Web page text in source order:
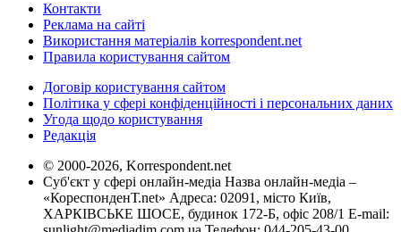
Контакти
Реклама на сайті
Використання матеріалів korrespondent.net
Правила користування сайтом
Договір користування сайтом
Політика у сфері конфіденційності і персональних даних
Угода щодо користування
Редакція
© 2000-2026, Korrespondent.net
Суб'єкт у сфері онлайн-медіа Назва онлайн-медіа –
«КореспонденТ.net» Адреса: 02091, місто Київ,
ХАРКІВСЬКЕ ШОСЕ, будинок 172-Б, офіс 208/1 E-mail: